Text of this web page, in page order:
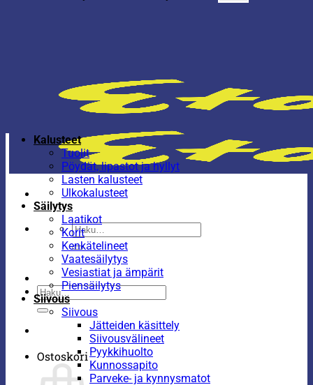
Etsi:
Etsi:
Ostoskori
Kalusteet
Tuolit
Pöydät, lipastot ja hyllyt
Lasten kalusteet
Ulkokalusteet
Säilytys
Laatikot
Korit
Kenkätelineet
Vaatesäilytys
Vesiastiat ja ämpärit
Piensäilytys
Siivous
Siivous
Jätteiden käsittely
Siivousvälineet
Pyykkihuolto
Kunnossapito
Parveke- ja kynnysmatot